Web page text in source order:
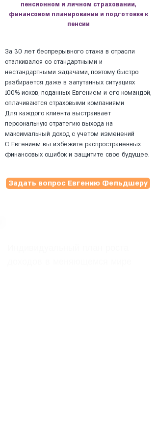
пенсионном и личном страховании,
финансовом планировании и подготовке к
пенсии
За 30 лет беспрерывного стажа в отрасли
сталкивался со стандартными и
нестандартными задачами, поэтому быстро
разбирается даже в запутанных ситуациях
100% исков, поданных Евгением и его командой,
оплачиваются страховыми компаниями
Для каждого клиента выстраивает
персональную стратегию выхода на
максимальный доход с учетом изменений
С Евгением вы избежите распространенных
финансовых ошибок и защитите свое будущее.
Задать вопрос Евгению Фельдшеру